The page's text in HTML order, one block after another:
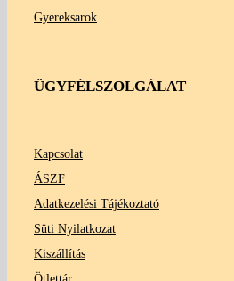
Gyereksarok
ÜGYFÉLSZOLGÁLAT
Kapcsolat
ÁSZF
Adatkezelési Tájékoztató
Süti Nyilatkozat
Kiszállítás